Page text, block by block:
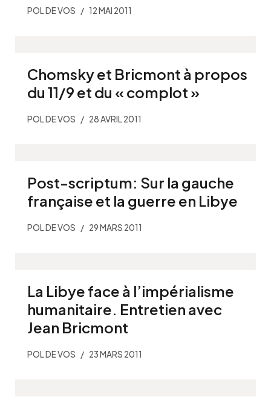
POL DE VOS 12 MAI 2011
Chomsky et Bricmont à propos
du 11/9 et du « complot »
POL DE VOS 28 AVRIL 2011
Post-scriptum: Sur la gauche
française et la guerre en Libye
POL DE VOS 29 MARS 2011
La Libye face à l’impérialisme
humanitaire. Entretien avec
Jean Bricmont
POL DE VOS 23 MARS 2011